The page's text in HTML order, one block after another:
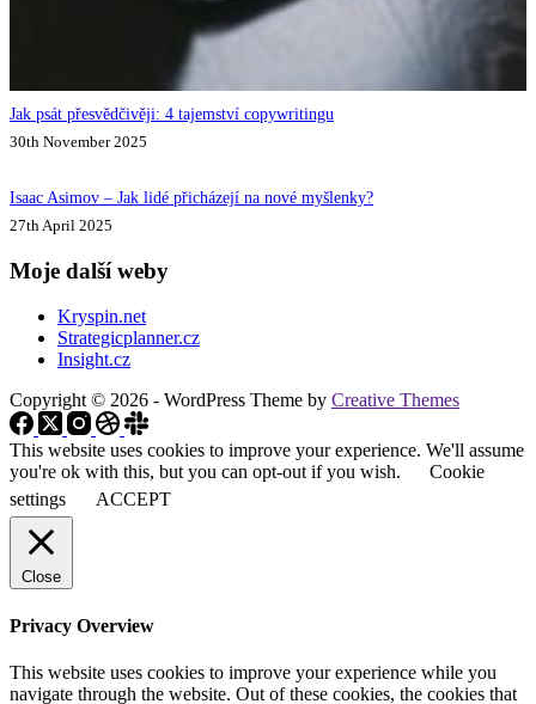
Jak psát přesvědčivěji: 4 tajemství copywritingu
30th November 2025
Isaac Asimov – Jak lidé přicházejí na nové myšlenky?
27th April 2025
Moje další weby
Kryspin.net
Strategicplanner.cz
Insight.cz
Copyright © 2026 - WordPress Theme by Creative Themes
This website uses cookies to improve your experience. We'll assume
you're ok with this, but you can opt-out if you wish.
Cookie
settings
ACCEPT
Close
Privacy Overview
This website uses cookies to improve your experience while you
navigate through the website. Out of these cookies, the cookies that